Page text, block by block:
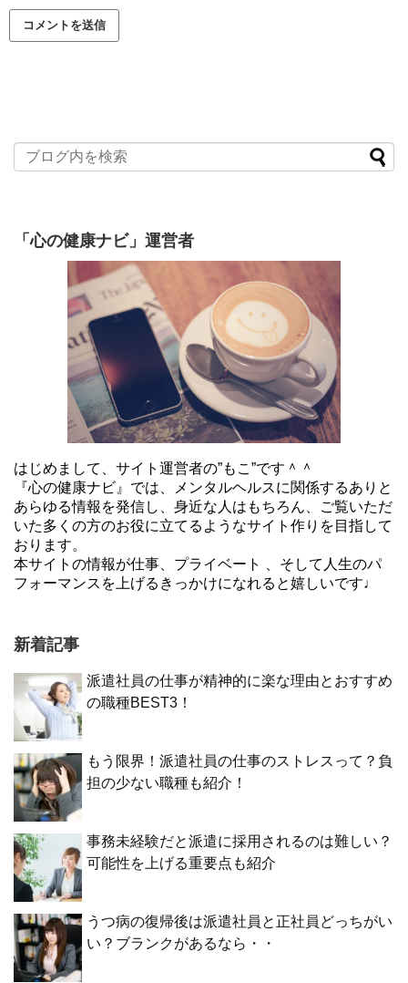
「心の健康ナビ」運営者
はじめまして、サイト運営者の”もこ”です＾＾
『心の健康ナビ』では、メンタルヘルスに関係するありと
あらゆる情報を発信し、身近な人はもちろん、ご覧いただ
いた多くの方のお役に立てるようなサイト作りを目指して
おります。
本サイトの情報が仕事、プライベート 、そして人生のパ
フォーマンスを上げるきっかけになれると嬉しいです♩
新着記事
派遣社員の仕事が精神的に楽な理由とおすすめ
の職種BEST3！
もう限界！派遣社員の仕事のストレスって？負
担の少ない職種も紹介！
事務未経験だと派遣に採用されるのは難しい？
可能性を上げる重要点も紹介
うつ病の復帰後は派遣社員と正社員どっちがい
い？ブランクがあるなら・・